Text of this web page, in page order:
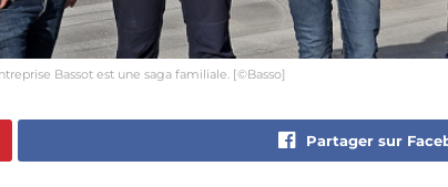
Bassot est une saga familiale. [©Basso]
Partager sur